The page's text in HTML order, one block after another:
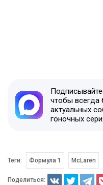
чтобы всегда
актуальных
гоночных
Теги: Формула 1 McLaren
Поделиться: